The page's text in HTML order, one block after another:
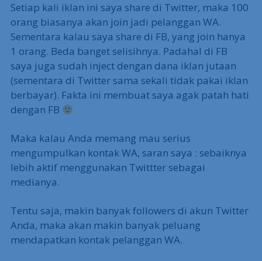
Setiap kali iklan ini saya share di Twitter, maka 100
orang biasanya akan join jadi pelanggan WA.
Sementara kalau saya share di FB, yang join hanya
1 orang. Beda banget selisihnya. Padahal di FB
saya juga sudah inject dengan dana iklan jutaan
(sementara di Twitter sama sekali tidak pakai iklan
berbayar). Fakta ini membuat saya agak patah hati
dengan FB
Maka kalau Anda memang mau serius
mengumpulkan kontak WA, saran saya : sebaiknya
lebih aktif menggunakan Twittter sebagai
medianya.
Tentu saja, makin banyak followers di akun Twitter
Anda, maka akan makin banyak peluang
mendapatkan kontak pelanggan WA.